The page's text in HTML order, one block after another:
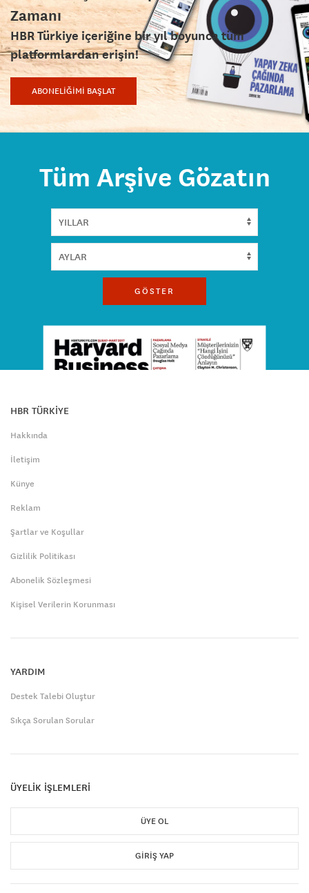
Zamanı
HBR Türkiye içeriğine bir yıl boyunca tüm
platformlardan erişin!
ABONELİĞİMİ BAŞLAT
Tüm Arşive Gözatın
GÖSTER
HBR TÜRKİYE
Hakkında
İletişim
Künye
Reklam
Şartlar ve Koşullar
Gizlilik Politikası
Abonelik Sözleşmesi
Kişisel Verilerin Korunması
YARDIM
Destek Talebi Oluştur
Sıkça Sorulan Sorular
ÜYELİK İŞLEMLERİ
ÜYE OL
GIRIŞ YAP